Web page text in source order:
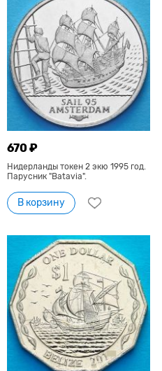
670 ₽
Нидерланды токен 2 экю 1995 год.
Парусник "Batavia".
В корзину